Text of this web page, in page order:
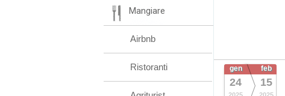
gen
24
feb
15
Mangiare
Airbnb
Ristoranti